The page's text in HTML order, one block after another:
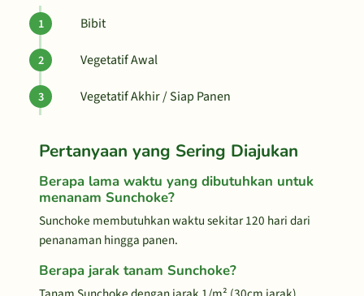
Bibit
Vegetatif Awal
Vegetatif Akhir / Siap Panen
Pertanyaan yang Sering Diajukan
Berapa lama waktu yang dibutuhkan untuk
menanam Sunchoke?
Sunchoke membutuhkan waktu sekitar 120 hari dari
penanaman hingga panen.
Berapa jarak tanam Sunchoke?